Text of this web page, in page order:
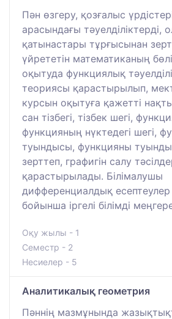
Пән өзгеру, қозғалыс
арасындағы тәуелділіктерді,
қатынастары тұрғысынан
үйрететін математиканың
оқытуда функциялық
теориясы қарастырылып,
курсын оқытуға қажетті
сан тізбегі, тізбек шегі,
функцияның нүктедегі шегі,
туындысы, функцияны
зерттеп, графигін салу
қарастырылады. Білімалушы
дифференциалдық
бойынша іргелі білімді
Оқу жылы - 1
Семестр - 2
Несиелер - 5
Аналитикалық геометрия
Пәннің мазмұнында